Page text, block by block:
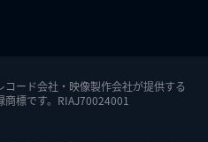
コード会社・映像製作会社が提供する
商標です。RIAJ70024001